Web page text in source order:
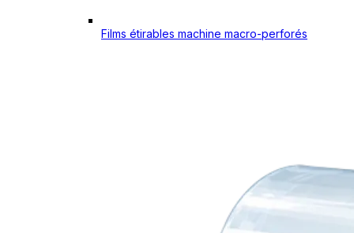
Films étirables machine macro-perforés